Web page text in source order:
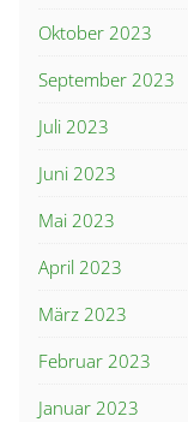
Oktober 2023
September 2023
Juli 2023
Juni 2023
Mai 2023
April 2023
März 2023
Februar 2023
Januar 2023